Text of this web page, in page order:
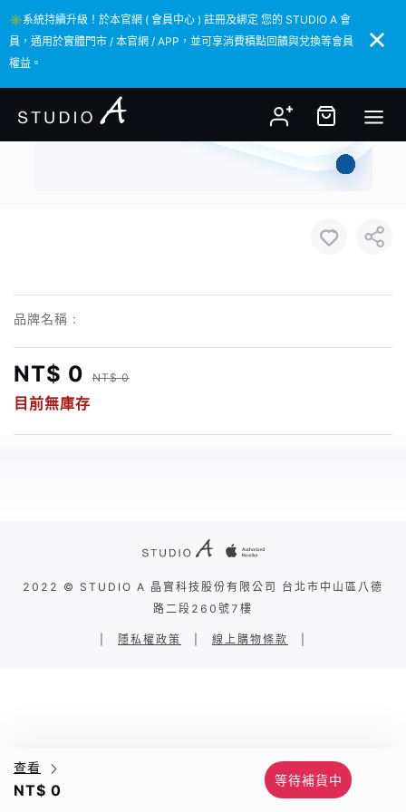
✳️系統持續升級！於本官網 ( 會員中心 ) 註冊及綁定 您的 STUDIO A 會
員，通用於實體門市 / 本官網 / APP，並可享消費積點回饋與兌換等會員
權益。
✳️系統持續升級！於本官網 ( 會員中心 ) 註冊及綁定 您的 STUDIO A 會
員，通用於實體門市 / 本官網 / APP，並可享消費積點回饋與兌換等會員
權益。
品牌名稱 :
NT$ 0 NT$ 0
目前無庫存
查看
NT$ 0
等待補貨中
2022 © STUDIO A 晶實科技股份有限公司 台北市中山區八德
路二段260號7樓
隱私權政策 線上購物條款